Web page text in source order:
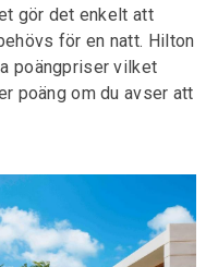
gör det enkelt att
för en natt. Hilton
poängpriser vilket
poäng om du avser att